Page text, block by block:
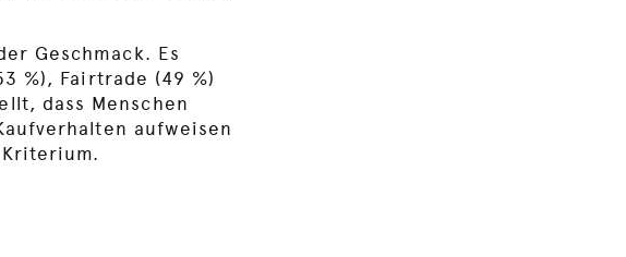
Geschmack. Es
%), Fairtrade (49 %)
dass Menschen
aufweisen